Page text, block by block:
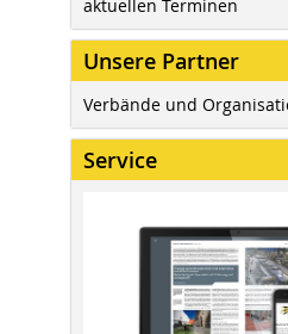
aktuellen Terminen
Unsere Partner
Verbände und
Service